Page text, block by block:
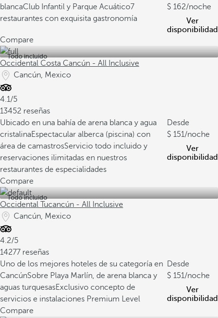
blancaClub Infantil y Parque Acuático7
restaurantes con exquisita gastronomía
162/noche
Ver
disponibilidad
Compare
Todo incluido
Occidental Costa Cancún - All Inclusive
Cancún, Mexico
4.1/5
13452 reseñas
Ubicado en una bahía de arena blanca y agua
cristalinaEspectacular alberca (piscina) con
área de camastrosServicio todo incluido y
reservaciones ilimitadas en nuestros
restaurantes de especialidades
Desde
151/noche
Ver
disponibilidad
Compare
Todo incluido
Occidental Tucancún - All Inclusive
Cancún, Mexico
4.2/5
14277 reseñas
Uno de los mejores hoteles de su categoría en
CancúnSobre Playa Marlín, de arena blanca y
aguas turquesasExclusivo concepto de
servicios e instalaciones Premium Level
Desde
151/noche
Ver
disponibilidad
Compare